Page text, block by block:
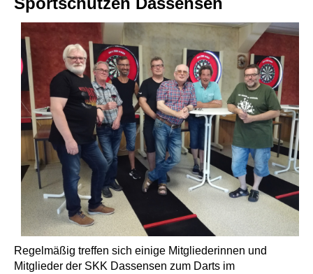
Regelmäßig treffen sich einige Mitgliederinnen und
Mitglieder der SKK Dassensen zum Darts im